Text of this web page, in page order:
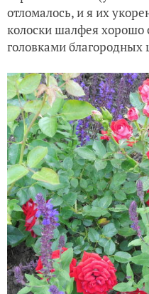
отломалось, и я их
колоски шалфея хорошо
головками